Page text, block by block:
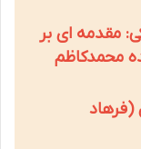
مقدمه ای بر
محمدکاظم
(فرهاد